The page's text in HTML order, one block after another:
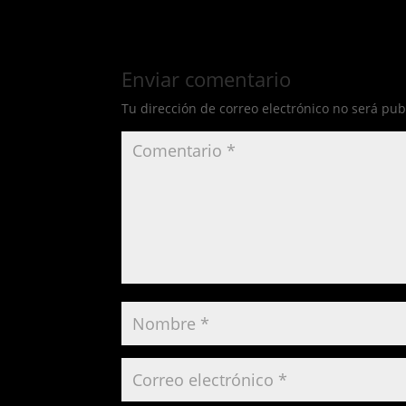
Enviar comentario
Tu dirección de correo electrónico no será